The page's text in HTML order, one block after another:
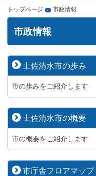
トップページ › 市政情報
市政情報
土佐清水市の歩み
市の歩みをご紹介します
土佐清水市の概要
市の概要をご紹介します
市庁舎フロアマップ